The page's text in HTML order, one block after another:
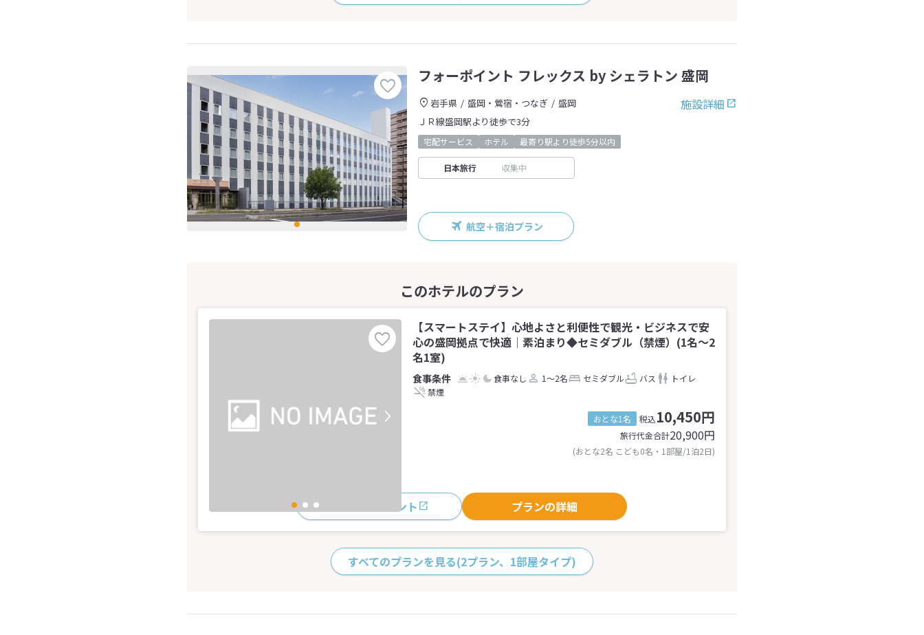
フォーポイント フレックス by シェラトン 盛岡
施設詳細
岩手県 盛岡・鶯宿・つなぎ
盛岡
ＪＲ線盛岡駅より徒歩で3分
宅配サービス ホテル 最寄り駅より徒歩5分以内
日本旅行 収集中
航空＋宿泊プラン
【スマートステイ】心地よさと利便性で観光・ビジネスで安
心の盛岡拠点で快適│素泊まり◆セミダブル（禁煙）(1名～2
名1室)
食事なし 1～2名 セミダブル バス
トイレ
禁煙
おとな1名 税込10,450円
旅行代金合計20,900円
(おとな2名 こども0名・1部屋/1泊2日)
おすすめポイント プランの詳細
すべてのプランを見る(2プラン、1部屋タイプ)